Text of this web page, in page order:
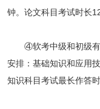
钟。论文科目考试时长
④软考中级和初级有
安排：基础知识和应用
知识科目考试最长作答